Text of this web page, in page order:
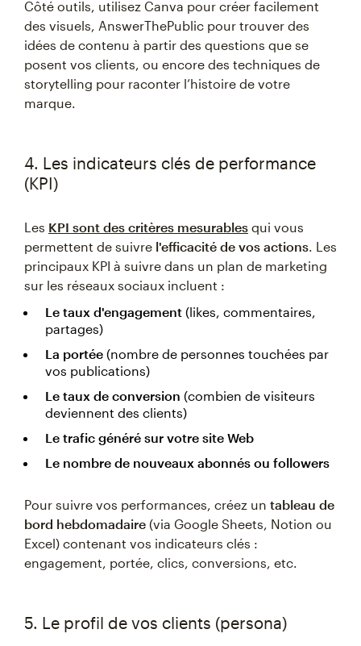
Côté outils, utilisez Canva pour créer facilement
des visuels, AnswerThePublic pour trouver des
idées de contenu à partir des questions que se
posent vos clients, ou encore des techniques de
storytelling pour raconter l’histoire de votre
marque.
4. Les indicateurs clés de performance
(KPI)
Les KPI sont des critères mesurables qui vous
permettent de suivre l'efficacité de vos actions. Les
principaux KPI à suivre dans un plan de marketing
sur les réseaux sociaux incluent :
Le taux d'engagement (likes, commentaires,
partages)
La portée (nombre de personnes touchées par
vos publications)
Le taux de conversion (combien de visiteurs
deviennent des clients)
Le trafic généré sur votre site Web
Le nombre de nouveaux abonnés ou followers
Pour suivre vos performances, créez un tableau de
bord hebdomadaire (via Google Sheets, Notion ou
Excel) contenant vos indicateurs clés :
engagement, portée, clics, conversions, etc.
5. Le profil de vos clients (persona)